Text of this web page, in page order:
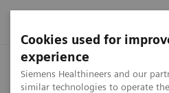
Cookies used for
experience
Siemens Healthineers and our
similar technologies to operate
Startseite Presse Center